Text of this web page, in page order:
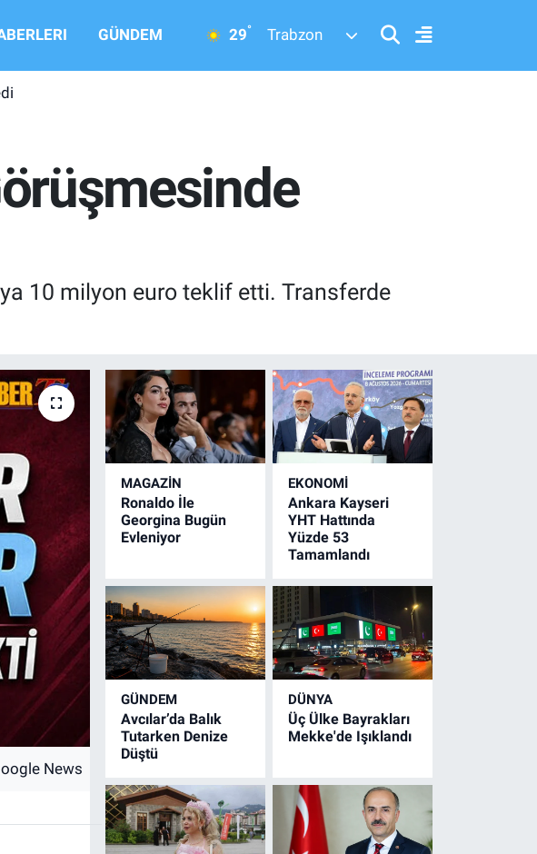
GÜNDEM 29° Trabzon
10 milyon euro teklif etti. Transferde
MAGAZİN
Ronaldo İle
Georgina Bugün
Evleniyor
EKONOMİ
Ankara Kayseri
YHT Hattında
Yüzde 53
Tamamlandı
GÜNDEM
Avcılar’da Balık
Tutarken Denize
Düştü
DÜNYA
Üç Ülke Bayrakları
Mekke'de Işıklandı